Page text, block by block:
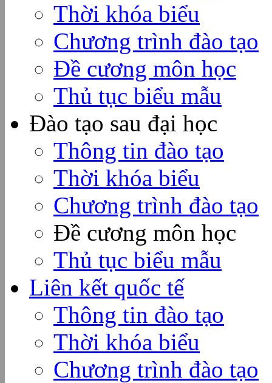
Thời khóa biểu
Chương trình đào tạo
Đề cương môn học
Thủ tục biểu mẫu
Đào tạo sau đại học
Thông tin đào tạo
Thời khóa biểu
Chương trình đào tạo
Đề cương môn học
Thủ tục biểu mẫu
Liên kết quốc tế
Thông tin đào tạo
Thời khóa biểu
Chương trình đào tạo